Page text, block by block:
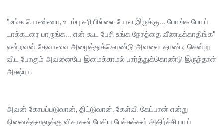
"உங்க பொண்ணா, உடம்பு சரியில்லை போல இருக்கு... போங்க போய்
டாக்கடரை பாருங்க... என் கூட பேசி உங்க நேரத்தை வீணடிக்காதிங்க"
என்றவன் தேவாவை அழைத்துக்கொண்டு அவளை தாண்டி சென்று
விட போகும் அவனையே இமைக்காமல் பார்த்துக்கொண்டு இருந்தாள்
அக்ஷ்ரா.
அவன் கோபப்படுவான், திட்டுவான், கேள்வி கேட்பான் என்று
நினைத்தவளுக்கு விசாகன் பேசிய பேச்சுக்கள் அதிர்ச்சியாய்